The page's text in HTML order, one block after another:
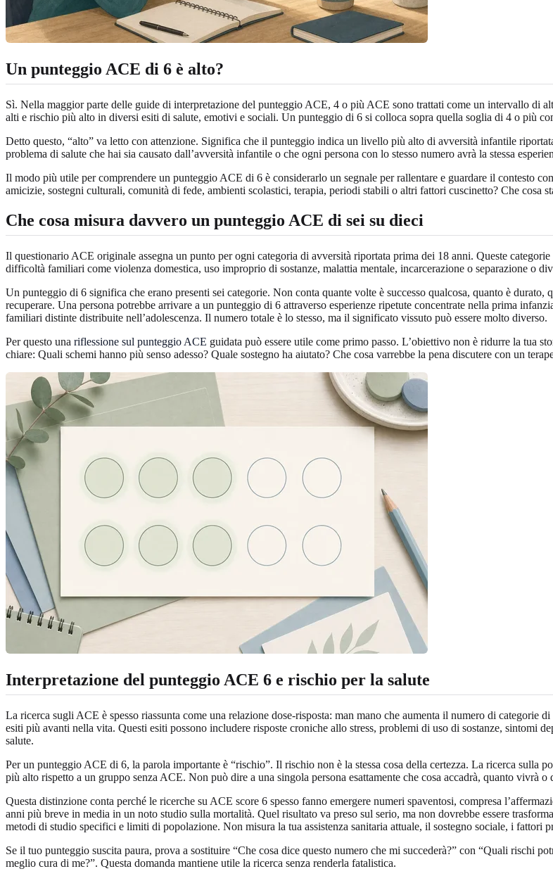
Un punteggio ACE di 6 è alto?
Sì. Nella maggior parte delle guide di interpretazione del punteggio ACE, 4 o più ACE sono trattati come un intervallo di
alti e rischio più alto in diversi esiti di salute, emotivi e sociali. Un punteggio di 6 si colloca sopra quella soglia di 4 o più
Detto questo, “alto” va letto con attenzione. Significa che il punteggio indica un livello più alto di avversità infantile
problema di salute che hai sia causato dall’avversità infantile o che ogni persona con lo stesso numero avrà la stessa
Il modo più utile per comprendere un punteggio ACE di 6 è considerarlo un segnale per rallentare e guardare il contesto
amicizie, sostegni culturali, comunità di fede, ambienti scolastici, terapia, periodi stabili o altri fattori cuscinetto? Che cosa
Che cosa misura davvero un punteggio ACE di sei su dieci
Il questionario ACE originale assegna un punto per ogni categoria di avversità riportata prima dei 18 anni. Queste
difficoltà familiari come violenza domestica, uso improprio di sostanze, malattia mentale, incarcerazione o separazione o
Un punteggio di 6 significa che erano presenti sei categorie. Non conta quante volte è successo qualcosa, quanto è
recuperare. Una persona potrebbe arrivare a un punteggio di 6 attraverso esperienze ripetute concentrate nella prima
familiari distinte distribuite nell’adolescenza. Il numero totale è lo stesso, ma il significato vissuto può essere molto diverso.
Per questo una riflessione sul punteggio ACE guidata può essere utile come primo passo. L’obiettivo non è ridurre la tua
chiare: Quali schemi hanno più senso adesso? Quale sostegno ha aiutato? Che cosa varrebbe la pena discutere con un
Interpretazione del punteggio ACE 6 e rischio per la salute
La ricerca sugli ACE è spesso riassunta come una relazione dose-risposta: man mano che aumenta il numero di categorie
esiti più avanti nella vita. Questi esiti possono includere risposte croniche allo stress, problemi di uso di sostanze, sintomi
salute.
Per un punteggio ACE di 6, la parola importante è “rischio”. Il rischio non è la stessa cosa della certezza. La ricerca sulla
più alto rispetto a un gruppo senza ACE. Non può dire a una singola persona esattamente che cosa accadrà, quanto vivrà
Questa distinzione conta perché le ricerche su ACE score 6 spesso fanno emergere numeri spaventosi, compresa
anni più breve in media in un noto studio sulla mortalità. Quel risultato va preso sul serio, ma non dovrebbe essere
metodi di studio specifici e limiti di popolazione. Non misura la tua assistenza sanitaria attuale, il sostegno sociale, i
Se il tuo punteggio suscita paura, prova a sostituire “Che cosa dice questo numero che mi succederà?” con “Quali rischi
meglio cura di me?”. Questa domanda mantiene utile la ricerca senza renderla fatalistica.